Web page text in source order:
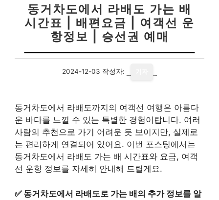
동거차도에서 라배도 가는 배
시간표 | 배편요금 | 여객선 운
항정보 | 승선권 예매
2024-12-03 작성자:
동거차도에서 라배도까지의 여객선 여행은 아름다
운 바다를 느낄 수 있는 특별한 경험이랍니다. 여러
사람의 추천으로 가기 어려운 듯 보이지만, 실제로
는 편리하게 연결되어 있어요. 이번 포스팅에서는
동거차도에서 라배도 가는 배 시간표와 요금, 여객
선 운항 정보를 자세히 안내해 드릴게요.
✅ 동거차도에서 라배도로 가는 배의 추가 정보를 알